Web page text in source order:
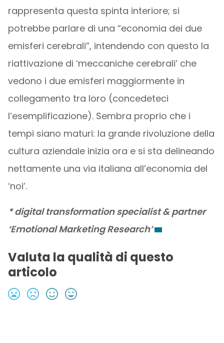
rappresenta questa spinta interiore; si
potrebbe parlare di una “economia dei due
emisferi cerebrali”, intendendo con questo la
riattivazione di ‘meccaniche cerebrali’ che
vedono i due emisferi maggiormente in
collegamento tra loro (concedeteci
l’esemplificazione). Sembra proprio che i
tempi siano maturi: la grande rivoluzione della
cultura aziendale inizia ora e si sta delineando
nettamente una via italiana all’economia del
‘noi’.
* digital transformation specialist & partner
‘Emotional Marketing Research’
Valuta la qualità di questo
articolo